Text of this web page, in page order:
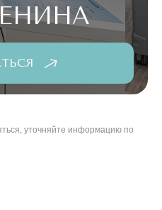
уточняйте информацию по